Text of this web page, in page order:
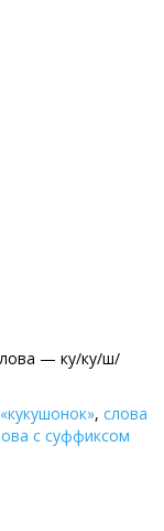
— ку/ку/ш/
, слова
с суффиксом